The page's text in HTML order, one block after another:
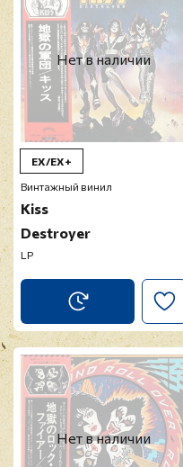
Нет в наличии
EX/EX+
Винтажный винил
Kiss
Destroyer
LP
Нет в наличии